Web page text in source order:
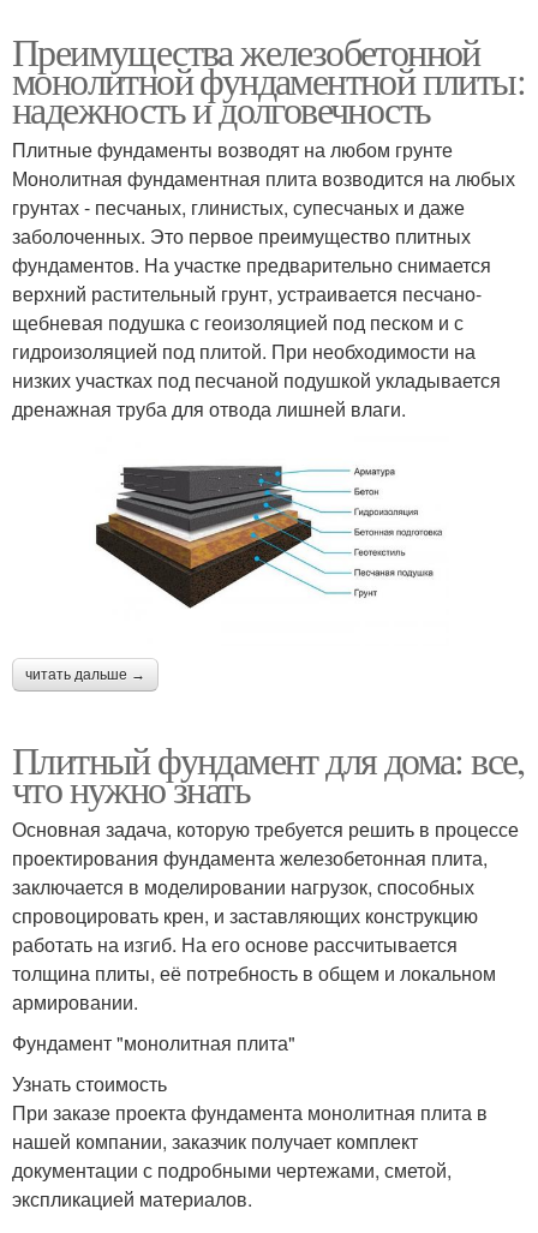
Преимущества железобетонной
монолитной фундаментной плиты:
надежность и долговечность
Плитные фундаменты возводят на любом грунте
Монолитная фундаментная плита возводится на любых
грунтах - песчаных, глинистых, супесчаных и даже
заболоченных. Это первое преимущество плитных
фундаментов. На участке предварительно снимается
верхний растительный грунт, устраивается песчано-
щебневая подушка с геоизоляцией под песком и с
гидроизоляцией под плитой. При необходимости на
низких участках под песчаной подушкой укладывается
дренажная труба для отвода лишней влаги.
читать дальше →
Плитный фундамент для дома: все,
что нужно знать
Основная задача, которую требуется решить в процессе
проектирования фундамента железобетонная плита,
заключается в моделировании нагрузок, способных
спровоцировать крен, и заставляющих конструкцию
работать на изгиб. На его основе рассчитывается
толщина плиты, её потребность в общем и локальном
армировании.
Фундамент "монолитная плита"
Узнать стоимость
При заказе проекта фундамента монолитная плита в
нашей компании, заказчик получает комплект
документации с подробными чертежами, сметой,
экспликацией материалов.